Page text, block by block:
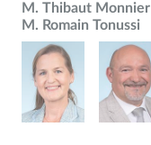
M. Thibaut Monnier
M. Romain Tonussi